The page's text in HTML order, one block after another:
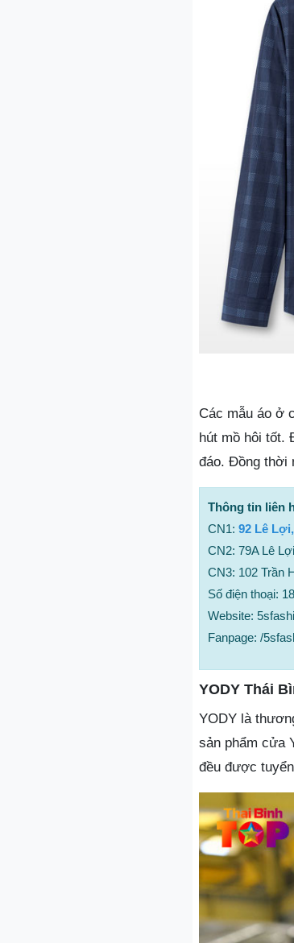
Các mẫu áo ở
hút mồ hôi tốt.
đáo. Đồng thời
Thông tin liên
CN1: 92 Lê
CN2: 79A Lê
CN3: 102 Trần
Số điện thoại:
Website:
Fanpage: /
YODY Thái
YODY là
sản phẩm cửa
đều được